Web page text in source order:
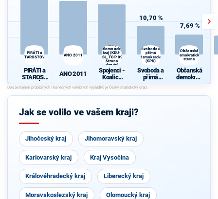
PIRÁTI a
STAROSTOVÉ
PIRÁTI a
STAROST
OVÉ
ANO 2011
ANO 2011
Koalice pro
Olomoucký
kraj (KDU-
ČSL, TOP 09,
Strana
zelených,
ProOlomouc)
Spojenci -
Koalice
pro
Olomouck
ý kraj
ČSL, TOP
ProOlomo
uc)
10,70 %
Svoboda a
přímá
demokracie
(SPD)
Svoboda a
přímá
demokraci
e (SPD)
7,69 %
Občanská
demokratická
strana
Občanská
demokrati
cká strana
Jak se volilo ve vašem kraji?
Jihočeský kraj Jihomoravský kraj
Karlovarský kraj Kraj Vysočina
Královéhradecký kraj Liberecký kraj
Moravskoslezský kraj Olomoucký kraj